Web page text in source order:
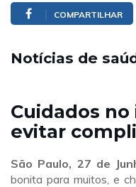
COMPARTILHAR
Notícias de
Cuidados
evitar
São Paulo, 27 de
bonita para muitos, e